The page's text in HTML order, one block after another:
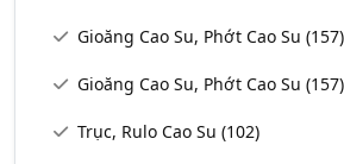
Gioăng Cao Su, Phớt Cao Su (157)
Gioăng Cao Su, Phớt Cao Su (157)
Trục, Rulo Cao Su (102)